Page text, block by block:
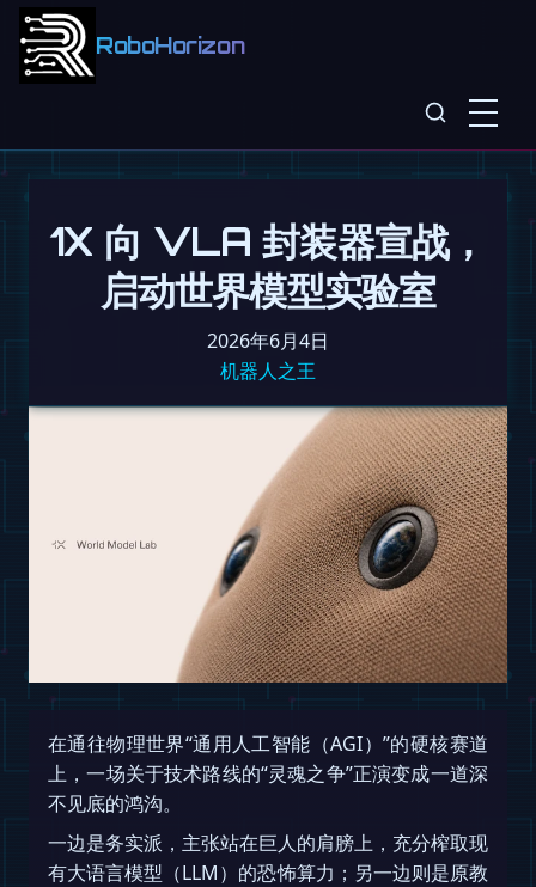
RoboHorizon
1X 向 VLA 封装器宣战，
启动世界模型实验室
2026年6月4日
机器人之王
在通往物理世界“通用人工智能（AGI）”的硬核赛道
上，一场关于技术路线的“灵魂之争”正演变成一道深
不见底的鸿沟。
一边是务实派，主张站在巨人的肩膀上，充分榨取现
有大语言模型（LLM）的恐怖算力；另一边则是原教